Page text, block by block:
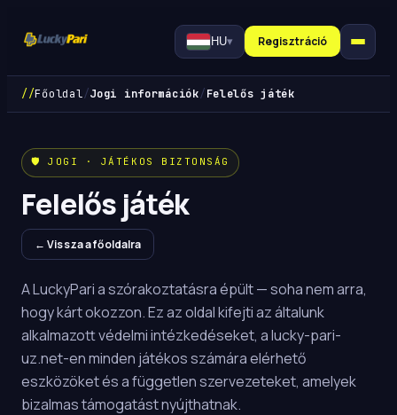
HU▾ Regisztráció
//Főoldal/Jogi információk/Felelős játék
🛡️ JOGI · JÁTÉKOS BIZTONSÁG
Felelős játék
← Vissza a főoldalra
A LuckyPari a szórakoztatásra épült — soha nem arra,
hogy kárt okozzon. Ez az oldal kifejti az általunk
alkalmazott védelmi intézkedéseket, a lucky-pari-
uz.net-en minden játékos számára elérhető
eszközöket és a független szervezeteket, amelyek
bizalmas támogatást nyújthatnak.